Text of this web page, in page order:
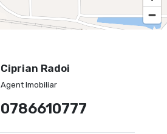
Ciprian Radoi
Agent Imobiliar
0786610777